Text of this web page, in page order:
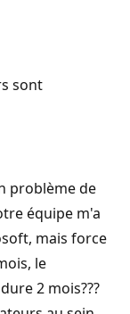
sont
problème de
équipe m'a
mais force
le
2 mois???